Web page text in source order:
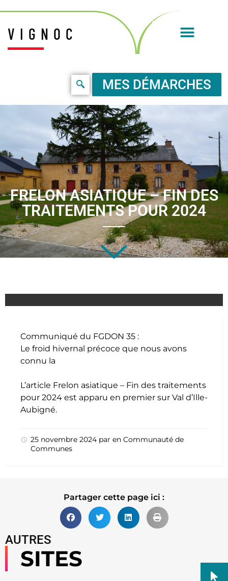
VIGNOC
MES DÉMARCHES
FRELON ASIATIQUE – FIN DES
TRAITEMENTS POUR 2024
Communiqué du FGDON 35 :
Le froid hivernal précoce que nous avons
connu la
L’article Frelon asiatique – Fin des traitements
pour 2024 est apparu en premier sur Val d’Ille-
Aubigné.
25 novembre 2024 par en Communauté de
Communes
Partager cette page ici :
AUTRES
SITES